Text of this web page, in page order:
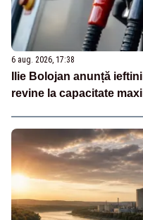
6 aug. 2026, 17:38
Ilie Bolojan anunță
revine la capacitate